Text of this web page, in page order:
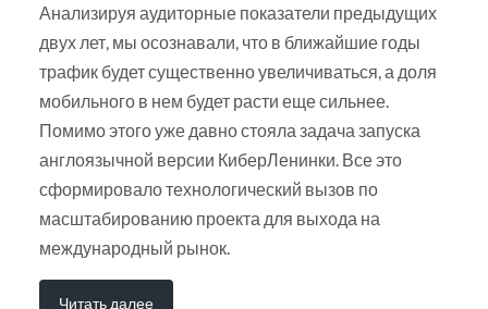
Анализируя аудиторные показатели предыдущих
двух лет, мы осознавали, что в ближайшие годы
трафик будет существенно увеличиваться, а доля
мобильного в нем будет расти еще сильнее.
Помимо этого уже давно стояла задача запуска
англоязычной версии КиберЛенинки. Все это
сформировало технологический вызов по
масштабированию проекта для выхода на
международный рынок.
Читать далее